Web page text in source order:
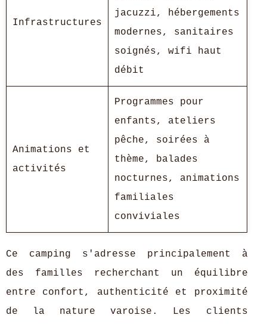
Infrastructures
jacuzzi, hébergements
modernes, sanitaires
soignés, wifi haut
débit
Animations et
activités
Programmes pour
enfants, ateliers
pêche, soirées à
thème, balades
nocturnes, animations
familiales
conviviales
Ce camping s'adresse principalement à
des familles recherchant un équilibre
entre confort, authenticité et proximité
de la nature varoise. Les clients